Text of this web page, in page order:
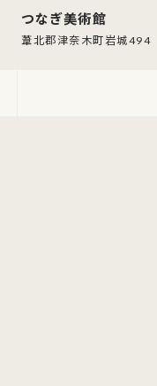
つなぎ美術館
葦北郡津奈木町岩城494